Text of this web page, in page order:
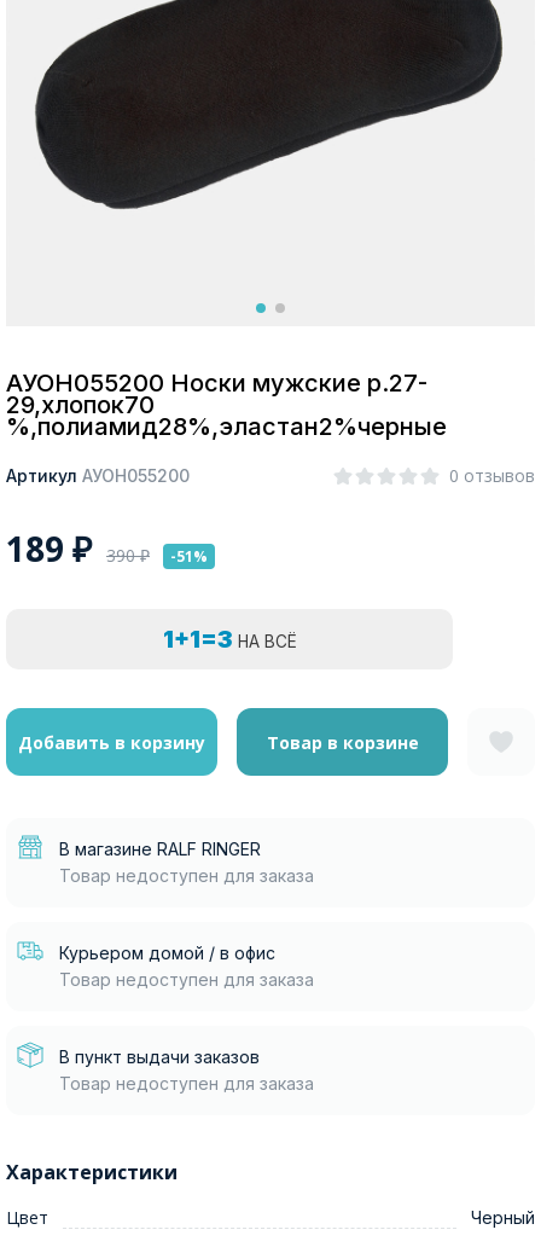
АУОН055200 Носки мужские р.27-
29,хлопок70
%,полиамид28%,эластан2%черные
Артикул АУОН055200 0 отзывов
189 ₽ 390₽ -51%
1+1=3 НА ВСЁ
Добавить в корзину Товар в корзине
В магазине RALF RINGER
Товар недоступен для заказа
Курьером домой / в офис
Товар недоступен для заказа
В пункт выдачи заказов
Товар недоступен для заказа
Характеристики
Цвет Черный